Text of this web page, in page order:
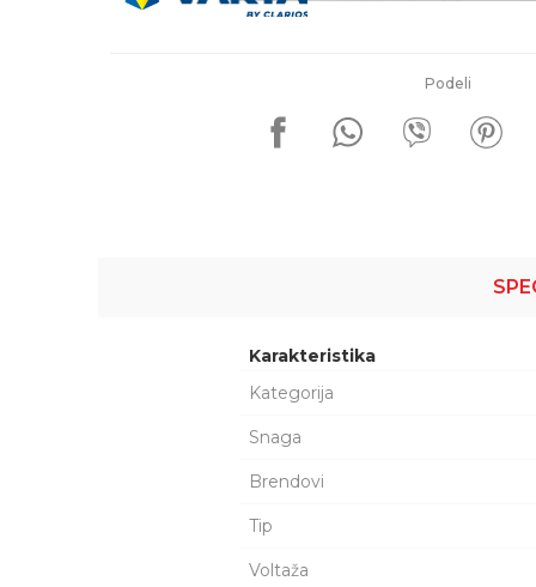
Podeli
Karakteristika
Kategorija
Snaga
Brendovi
Tip
Voltaža